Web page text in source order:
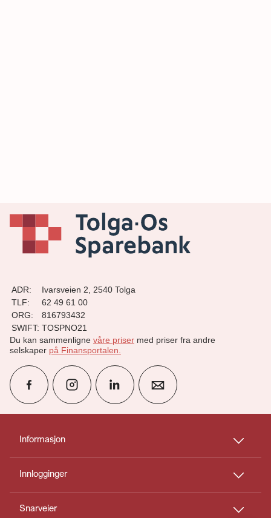
Informasjon
Innlogginger
Snarveier
ADR:
Ivarsveien 2, 2540 Tolga
TLF:
62 49 61 00
ORG:
816793432
SWIFT: TOSPNO21
Du kan sammenligne våre priser med priser fra andre
selskaper på Finansportalen
Til toppen